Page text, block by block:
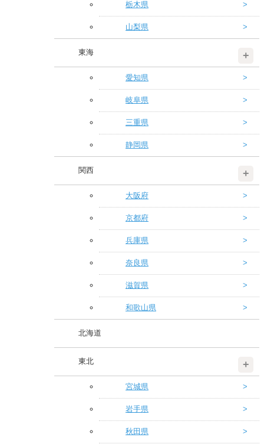
栃木県
山梨県
東海
愛知県
岐阜県
三重県
静岡県
関西
大阪府
京都府
兵庫県
奈良県
滋賀県
和歌山県
北海道
東北
宮城県
岩手県
秋田県